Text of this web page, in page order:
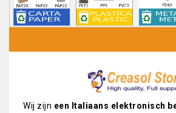
Wij zijn een Italiaans elektronisch